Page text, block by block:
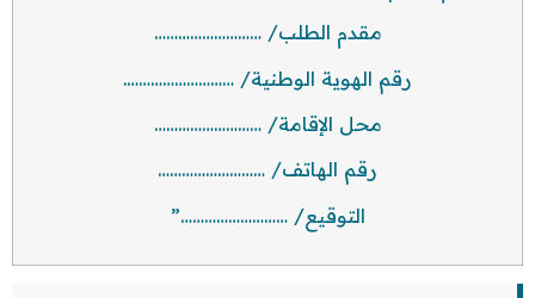
مقدم الطلب/ ………………………
رقم الهوية الوطنية/ ……………………….
محل الإقامة/ ………………………
رقم الهاتف/ ………………………
التوقيع/ ………………………”